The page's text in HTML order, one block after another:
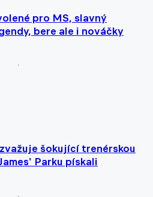
pro MS, slavný
bere ale i nováčky
šokující trenérskou
Parku pískali